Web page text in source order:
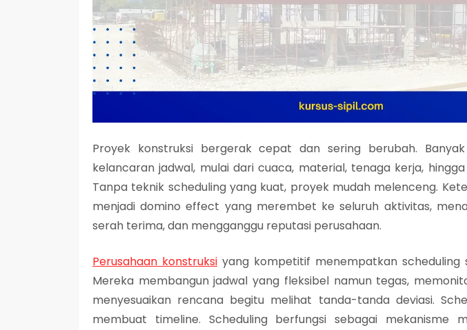
Proyek konstruksi bergerak cepat dan sering berubah.
kelancaran jadwal, mulai dari cuaca, material, tenaga kerja,
Tanpa teknik scheduling yang kuat, proyek mudah melenceng.
menjadi domino effect yang merembet ke seluruh aktivitas,
serah terima, dan mengganggu reputasi perusahaan.
Perusahaan konstruksi yang kompetitif menempatkan scheduling
Mereka membangun jadwal yang fleksibel namun tegas,
menyesuaikan rencana begitu melihat tanda-tanda deviasi.
membuat timeline. Scheduling berfungsi sebagai mekanisme